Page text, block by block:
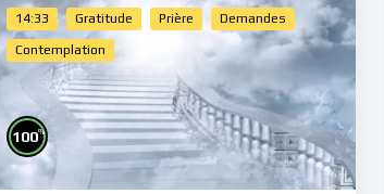
14:33 Gratitude Prière Demandes
Contemplation
100%